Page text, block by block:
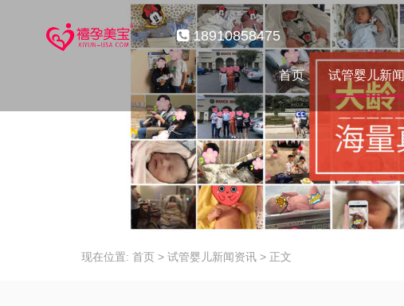
18910858475
首页 试管婴儿新
现在位置: 首页 > 试管婴儿新闻资讯 > 正文